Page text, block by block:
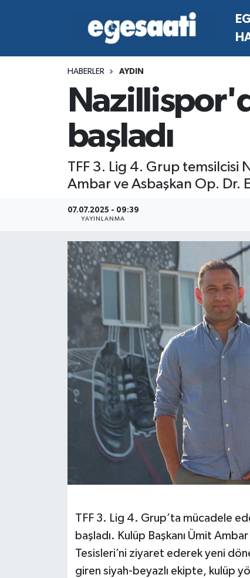
HABERLER AYDIN
başladı
TFF 3. Lig 4. Grup temsilcisi
Ambar ve Asbaşkan Op. Dr.
07.07.2025 - 09:39
YAYINLANMA
TFF 3. Lig 4. Grup’ta mücadele
başladı. Kulüp Başkanı Ümit
Tesisleri’ni ziyaret ederek yeni
giren siyah-beyazlı ekipte, kulüp
MAGAZİN
RESMİ REKLAMLAR
EGEDEN HABERLER
SİYASET
MAGAZİN
Egemax TV
Trafik Durumu
Süper Lig Puan Durumu ve Fikstür
Tüm Manşetler
Son Dakika Haberleri